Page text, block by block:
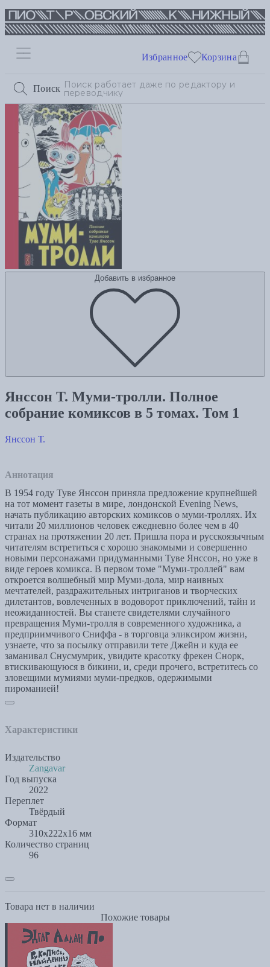
Поиск
Избранное Корзина
Добавить в избранное
Янссон Т. Муми-тролли. Полное
собрание комиксов в 5 томах. Том 1
Янссон Т.
Аннотация
В 1954 году Туве Янссон приняла предложение крупнейшей
на тот момент газеты в мире, лондонской Evening News,
начать публикацию авторских комиксов о муми-троллях. Их
читали 20 миллионов человек ежедневно более чем в 40
странах на протяжении 20 лет. Пришла пора и русскоязычным
читателям встретиться с хорошо знакомыми и совершенно
новыми персонажами придуманными Туве Янссон, но уже в
виде героев комикса. В первом томе "Муми-троллей" вам
откроется волшебный мир Муми-дола, мир наивных
мечтателей, раздражительных интриганов и творческих
дилетантов, вовлеченных в водоворот приключений, тайн и
неожиданностей. Вы станете свидетелями случайного
превращения Муми-тролля в современного художника, а
предприимчивого Сниффа - в торговца эликсиром жизни,
узнаете, что за посылку отправили тете Джейн и куда ее
заманивал Снусмумрик, увидите красотку фрекен Снорк,
втискивающуюся в бикини, и, среди прочего, встретитесь со
зловещими мумиями муми-предков, одержимыми
пироманией!
Характеристики
Издательство
Zangavar
Год выпуска
2022
Переплет
Твёрдый
Формат
310x222x16 мм
Количество страниц
96
Товара нет в наличии
Похожие товары